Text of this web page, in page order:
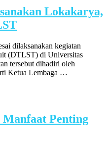
Lokakarya,
dilaksanakan kegiatan
(DTLST) di Universitas
tersebut dihadiri oleh
Ketua Lembaga …
Manfaat Penting